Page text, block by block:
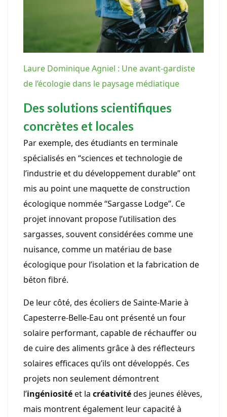
Laure Dominique Agniel : Une avant-gardiste
de l’écologie dans le paysage médiatique
Des solutions scientifiques
concrètes et locales
Par exemple, des étudiants en terminale
spécialisés en “sciences et technologie de
l’industrie et du développement durable” ont
mis au point une maquette de construction
écologique nommée “Sargasse Lodge”. Ce
projet innovant propose l’utilisation des
sargasses, souvent considérées comme une
nuisance, comme un matériau de base
écologique pour l’isolation et la fabrication de
béton fibré.
De leur côté, des écoliers de Sainte-Marie à
Capesterre-Belle-Eau ont présenté un four
solaire performant, capable de réchauffer ou
de cuire des aliments grâce à des réflecteurs
solaires efficaces qu’ils ont développés. Ces
projets non seulement démontrent
l’ingéniositéet la créativitédes jeunes élèves,
mais montrent également leur capacité à